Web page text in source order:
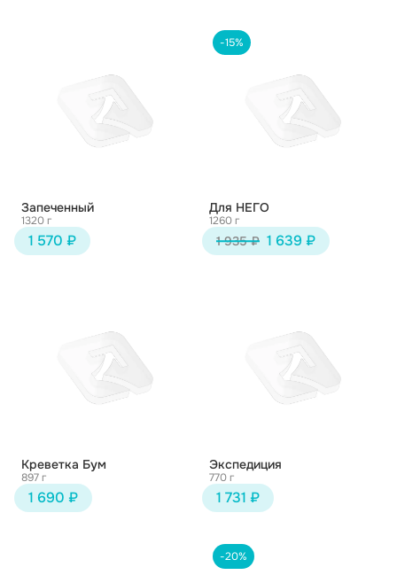
Запеченный
1320 г
1 570 ₽
-15%
Для НЕГО
1260 г
1 935 ₽ 1 639 ₽
Креветка Бум
897 г
1 690 ₽
Экспедиция
770 г
1 731 ₽
-20%